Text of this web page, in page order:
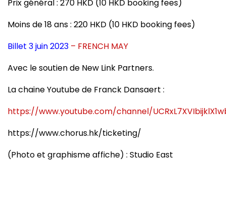
Prix général : 270 HKD (10 HKD booking fees)
Moins de 18 ans : 220 HKD (10 HKD booking fees)
Billet 3 juin 2023 – FRENCH MAY
Avec le soutien de New Link Partners.
La chaine Youtube de Franck Dansaert :
https://www.youtube.com/channel/
https://www.chorus.hk/ticketing/
(Photo et graphisme affiche) : Studio East